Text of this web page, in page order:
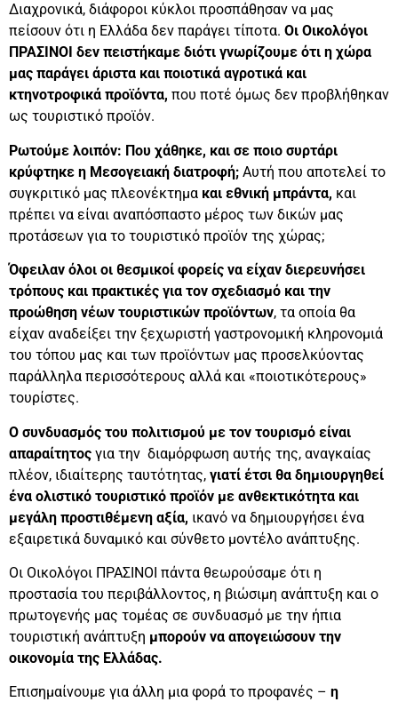
Διαχρονικά, διάφοροι κύκλοι προσπάθησαν να μας
πείσουν ότι η Ελλάδα δεν παράγει τίποτα. Οι Οικολόγοι
ΠΡΑΣΙΝΟΙ δεν πειστήκαμε διότι γνωρίζουμε ότι η χώρα
μας παράγει άριστα και ποιοτικά αγροτικά και
κτηνοτροφικά προϊόντα, που ποτέ όμως δεν προβλήθηκαν
ως τουριστικό προϊόν.
Ρωτούμε λοιπόν: Που χάθηκε, και σε ποιο συρτάρι
κρύφτηκε η Μεσογειακή διατροφή; Αυτή που αποτελεί το
συγκριτικό μας πλεονέκτημα και εθνική μπράντα, και
πρέπει να είναι αναπόσπαστο μέρος των δικών μας
προτάσεων για το τουριστικό προϊόν της χώρας;
Όφειλαν όλοι οι θεσμικοί φορείς να είχαν διερευνήσει
τρόπους και πρακτικές για τον σχεδιασμό και την
προώθηση νέων τουριστικών προϊόντων, τα οποία θα
είχαν αναδείξει την ξεχωριστή γαστρονομική κληρονομιά
του τόπου μας και των προϊόντων μας προσελκύοντας
παράλληλα περισσότερους αλλά και «ποιοτικότερους»
τουρίστες.
Ο συνδυασμός του πολιτισμού με τον τουρισμό είναι
απαραίτητος για την διαμόρφωση αυτής της, αναγκαίας
πλέον, ιδιαίτερης ταυτότητας, γιατί έτσι θα δημιουργηθεί
ένα ολιστικό τουριστικό προϊόν με ανθεκτικότητα και
μεγάλη προστιθέμενη αξία, ικανό να δημιουργήσει ένα
εξαιρετικά δυναμικό και σύνθετο μοντέλο ανάπτυξης.
Οι Οικολόγοι ΠΡΑΣΙΝΟΙ πάντα θεωρούσαμε ότι η
προστασία του περιβάλλοντος, η βιώσιμη ανάπτυξη και ο
πρωτογενής μας τομέας σε συνδυασμό με την ήπια
τουριστική ανάπτυξη μπορούν να απογειώσουν την
οικονομία της Ελλάδας.
Επισημαίνουμε για άλλη μια φορά το προφανές – η